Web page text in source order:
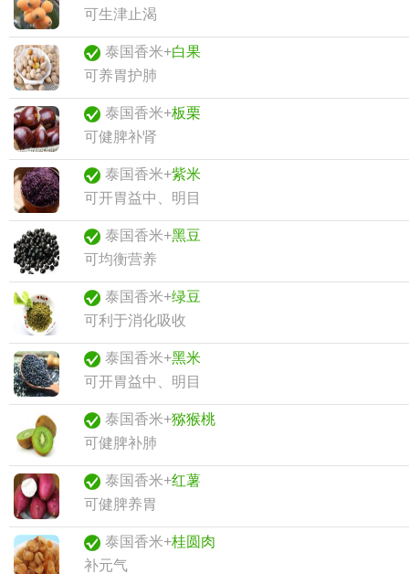
可生津止渴
泰国香米+白果
可养胃护肺
泰国香米+板栗
可健脾补肾
泰国香米+紫米
可开胃益中、明目
泰国香米+黑豆
可均衡营养
泰国香米+绿豆
可利于消化吸收
泰国香米+黑米
可开胃益中、明目
泰国香米+猕猴桃
可健脾补肺
泰国香米+红薯
可健脾养胃
泰国香米+桂圆肉
补元气